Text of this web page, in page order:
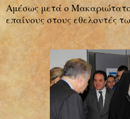
Αμέσως μετά ο
επαίνους στους εθελοντές